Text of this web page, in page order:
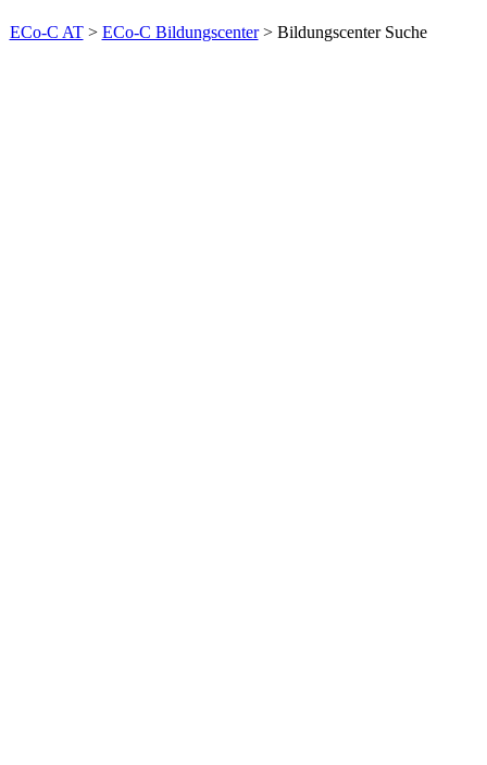
ECo-C AT> ECo-C Bildungscenter> Bildungscenter Suche